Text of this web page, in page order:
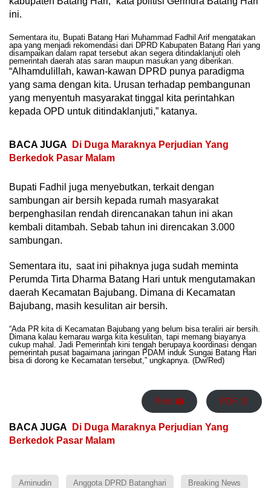
ini.
Sementara itu, Bupati Batang Hari Muhammad Fadhil Arif mengatakan
apa yang menjadi rekomendasi dari DPRD Kabupaten Batang Hari yang
disampaikan dalam rapat tersebut akan segera ditindaklanjuti oleh
pemerintah daerah atas saran maupun masukan yang diberikan.
“Alhamdulillah, kawan-kawan DPRD punya paradigma
yang sama dengan kita. Urusan terhadap pembangunan
yang menyentuh masyarakat tinggal kita perintahkan
kepada OPD untuk ditindaklanjuti,” katanya.
BACA JUGA
Di Duga Maraknya Perjudian Yang
Berkedok Pasar Malam
Bupati Fadhil juga menyebutkan, terkait dengan
sambungan air bersih kepada rumah masyarakat
berpenghasilan rendah direncanakan tahun ini akan
kembali ditambah. Sebab tahun ini direncakan 3.000
sambungan.
Sementara itu, saat ini pihaknya juga sudah meminta
Perumda Tirta Dharma Batang Hari untuk mengutamakan
daerah Kecamatan Bajubang. Dimana di Kecamatan
Bajubang, masih kesulitan air bersih.
“Ada PR kita di Kecamatan Bajubang yang belum bisa teraliri air bersih.
Dimana kalau kemarau warga kita kesulitan, tapi memang biayanya
cukup mahal. Jadi Pemerintah kini tengah berupaya koordinasi dengan
pemerintah pusat bagaimana jaringan PDAM induk Sungai Batang Hari
bisa di dorong ke Kecamatan tersebut,” ungkapnya. (Dw/Red)
Print 🖨 PDF 📄
BACA JUGA
Di Duga Maraknya Perjudian Yang
Berkedok Pasar Malam
Aminudin Anggota DPRD Batanghari Breaking News